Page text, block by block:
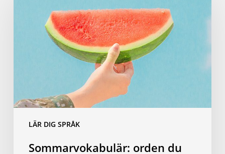
LÄR DIG SPRÅK
Sommarvokabulär: orden du